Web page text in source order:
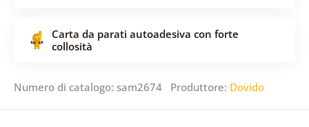
Carta da parati autoadesiva con forte
collosità
Numero di catalogo: sam2674 Produttore: Dovido